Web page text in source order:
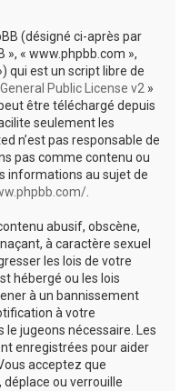
(désigné ci-après par
», « www.phpbb.com »,
qui est un script libre de
General Public License v2 »
être téléchargé depuis
seulement les
n’est pas responsable de
pas comme contenu ou
informations au sujet de
.
abusif, obscène,
à caractère sexuel
les lois de votre
hébergé ou les lois
à un bannissement
à votre
le jugeons nécessaire. Les
enregistrées pour aider
acceptez que
déplace ou verrouille